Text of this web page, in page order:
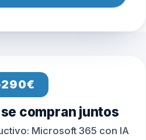
compran juntos
Microsoft 365 con IA